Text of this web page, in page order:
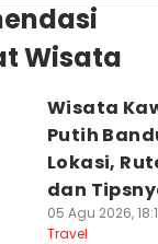
Wisata
Wisata
Putih
Lokasi,
dan
05 Agu 2026,
Travel